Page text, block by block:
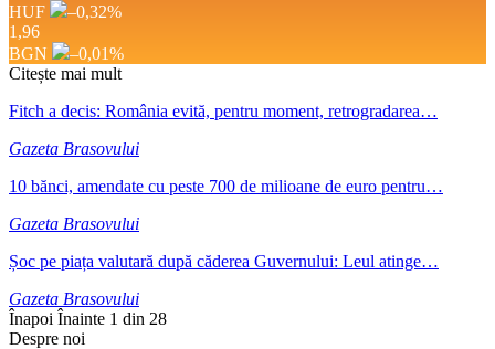
HUF
–0,32%
1,96
BGN
–0,01%
Citește mai mult
Fitch a decis: România evită, pentru moment, retrogradarea…
Gazeta Brasovului
10 bănci, amendate cu peste 700 de milioane de euro pentru…
Gazeta Brasovului
Șoc pe piața valutară după căderea Guvernului: Leul atinge…
Gazeta Brasovului
Înapoi Înainte 1 din 28
Despre noi